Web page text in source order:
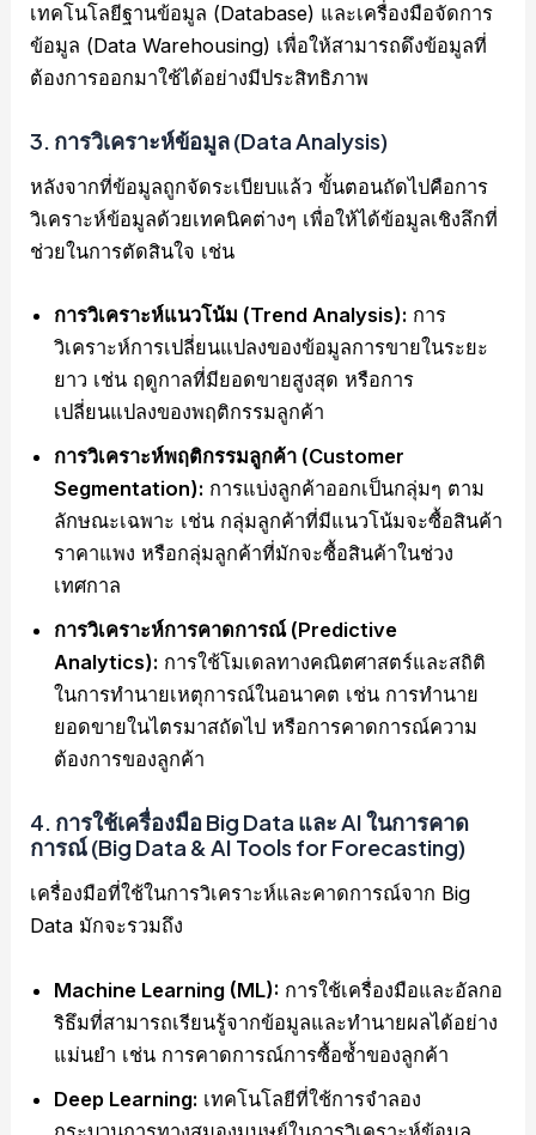
เทคโนโลยีฐานข้อมูล (Database) และเครื่องมือจัดการ
ข้อมูล (Data Warehousing) เพื่อให้สามารถดึงข้อมูลที่
ต้องการออกมาใช้ได้อย่างมีประสิทธิภาพ
3. การวิเคราะห์ข้อมูล (Data Analysis)
หลังจากที่ข้อมูลถูกจัดระเบียบแล้ว ขั้นตอนถัดไปคือการ
วิเคราะห์ข้อมูลด้วยเทคนิคต่างๆ เพื่อให้ได้ข้อมูลเชิงลึกที่
ช่วยในการตัดสินใจ เช่น
การวิเคราะห์แนวโน้ม (Trend Analysis): การ
วิเคราะห์การเปลี่ยนแปลงของข้อมูลการขายในระยะ
ยาว เช่น ฤดูกาลที่มียอดขายสูงสุด หรือการ
เปลี่ยนแปลงของพฤติกรรมลูกค้า
การวิเคราะห์พฤติกรรมลูกค้า (Customer
Segmentation): การแบ่งลูกค้าออกเป็นกลุ่มๆ ตาม
ลักษณะเฉพาะ เช่น กลุ่มลูกค้าที่มีแนวโน้มจะซื้อสินค้า
ราคาแพง หรือกลุ่มลูกค้าที่มักจะซื้อสินค้าในช่วง
เทศกาล
การวิเคราะห์การคาดการณ์ (Predictive
Analytics): การใช้โมเดลทางคณิตศาสตร์และสถิติ
ในการทำนายเหตุการณ์ในอนาคต เช่น การทำนาย
ยอดขายในไตรมาสถัดไป หรือการคาดการณ์ความ
ต้องการของลูกค้า
4. การใช้เครื่องมือ Big Data และ AI ในการคาด
การณ์ (Big Data & AI Tools for Forecasting)
เครื่องมือที่ใช้ในการวิเคราะห์และคาดการณ์จาก Big
Data มักจะรวมถึง
Machine Learning (ML): การใช้เครื่องมือและอัลกอ
ริธึมที่สามารถเรียนรู้จากข้อมูลและทำนายผลได้อย่าง
แม่นยำ เช่น การคาดการณ์การซื้อซ้ำของลูกค้า
Deep Learning: เทคโนโลยีที่ใช้การจำลอง